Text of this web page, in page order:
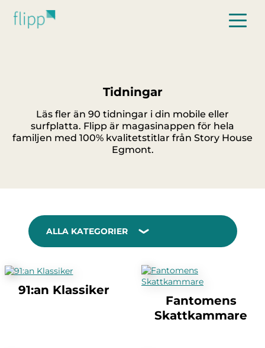
Tidningar
Läs fler än 90 tidningar i din mobile eller
surfplatta. Flipp är magasinappen för hela
familjen med 100% kvalitetstitlar från Story House
Egmont.
ALLA KATEGORIER
91:an Klassiker
Fantomens
Skattkammare